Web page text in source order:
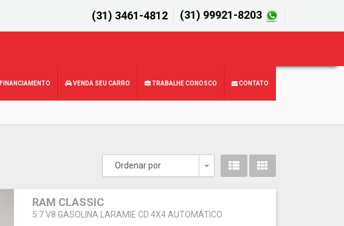
(31) 3461-4812 (31) 99921-8203
FINANCIAMENTO VENDA SEU CARRO TRABALHE CONOSCO CONTATO
Ordenar por
Toggle Dropdown
RAM CLASSIC
5.7 V8 GASOLINA LARAMIE CD 4X4 AUTOMÁTICO